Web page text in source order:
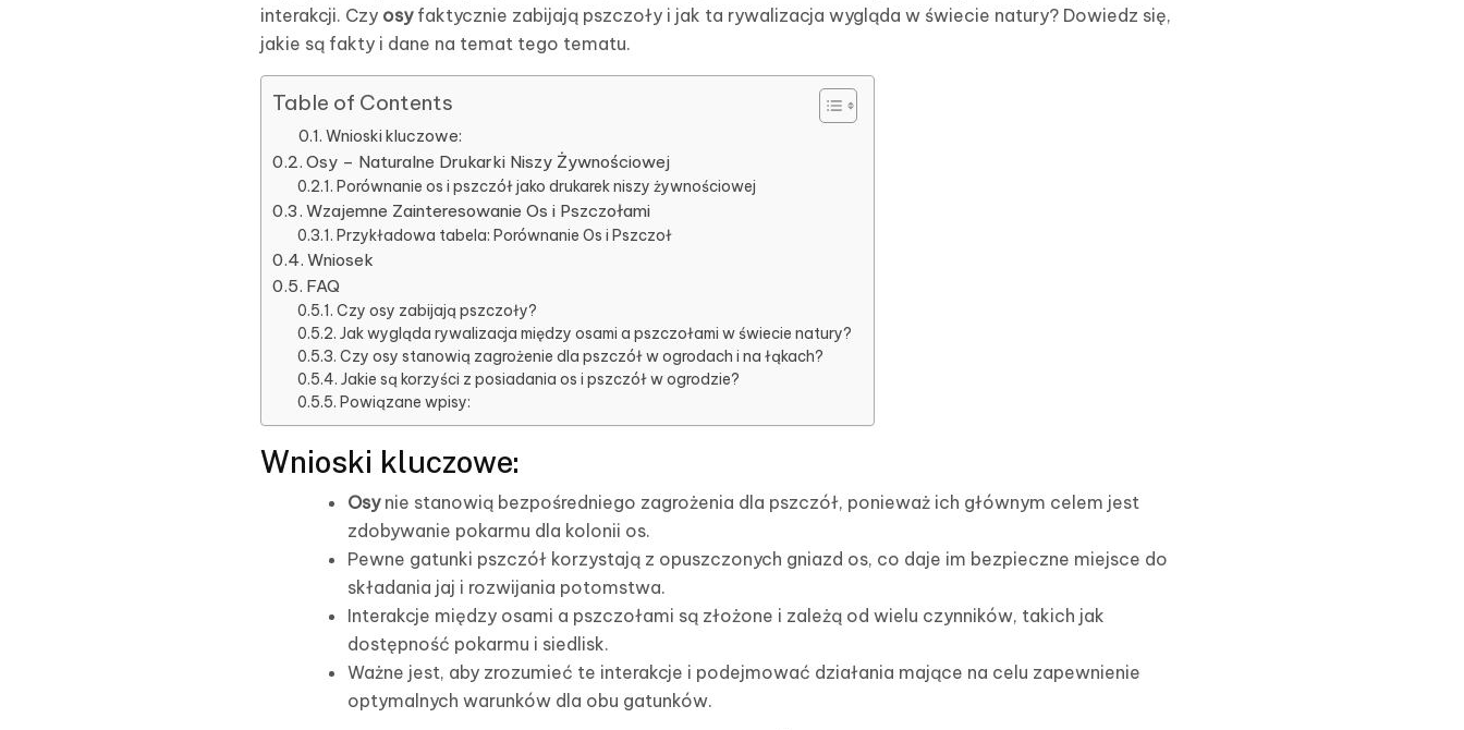
interakcji. Czy osyfaktycznie zabijają pszczoły i jak ta rywalizacja wygląda w świecie natury? Dowiedz się,
jakie są fakty i dane na temat tego tematu.
Table of Contents
Wnioski kluczowe:
Osy – Naturalne Drukarki Niszy Żywnościowej
Porównanie os i pszczół jako drukarek niszy żywnościowej
Wzajemne Zainteresowanie Os i Pszczołami
Przykładowa tabela: Porównanie Os i Pszczoł
Wniosek
FAQ
Czy osy zabijają pszczoły?
Jak wygląda rywalizacja między osami a pszczołami w świecie natury?
Czy osy stanowią zagrożenie dla pszczół w ogrodach i na łąkach?
Jakie są korzyści z posiadania os i pszczół w ogrodzie?
Powiązane wpisy:
Wnioski kluczowe:
Osynie stanowią bezpośredniego zagrożenia dla pszczół, ponieważ ich głównym celem jest
zdobywanie pokarmu dla kolonii os.
Pewne gatunki pszczół korzystają z opuszczonych gniazd os, co daje im bezpieczne miejsce do
składania jaj i rozwijania potomstwa.
Interakcje między osami a pszczołami są złożone i zależą od wielu czynników, takich jak
dostępność pokarmu i siedlisk.
Ważne jest, aby zrozumieć te interakcje i podejmować działania mające na celu zapewnienie
optymalnych warunków dla obu gatunków.